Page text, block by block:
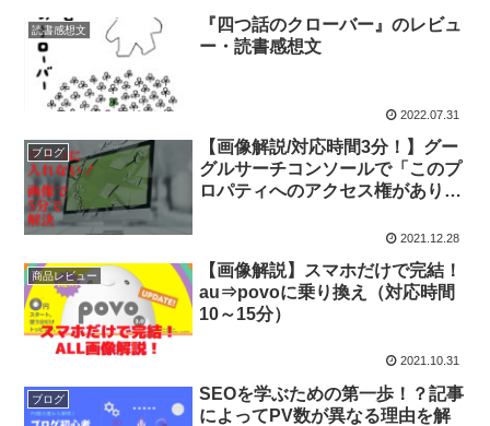
読書感想文
『四つ話のクローバー』のレビュ
ー・読書感想文
2022.07.31
ブログ
【画像解説/対応時間3分！】グー
グルサーチコンソールで「このプ
ロパティへのアクセス権がありま
2021.12.28
商品レビュー
【画像解説】スマホだけで完結！
au⇒povoに乗り換え（対応時間
10～15分）
2021.10.31
ブログ
SEOを学ぶための第一歩！？記事
によってPV数が異なる理由を解